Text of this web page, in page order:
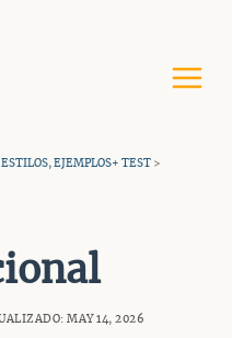
EJEMPLOS+ TEST >
MAY 14, 2026